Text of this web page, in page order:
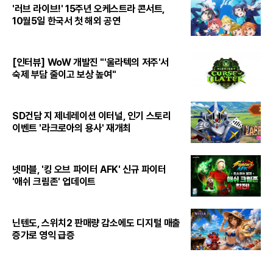
'러브 라이브!' 15주년 오케스트라 콘서트,
10월5일 한국서 첫 해외 공연
[인터뷰] WoW 개발진 "'울라텍의 저주'서
숙제 부담 줄이고 보상 높여"
SD건담 지 제네레이션 이터널, 인기 스토리
이벤트 '라크로아의 용사' 재개최
넷마블, '킹 오브 파이터 AFK' 신규 파이터
'애쉬 크림존' 업데이트
닌텐도, 스위치2 판매량 감소에도 디지털 매출
증가로 영익 급증